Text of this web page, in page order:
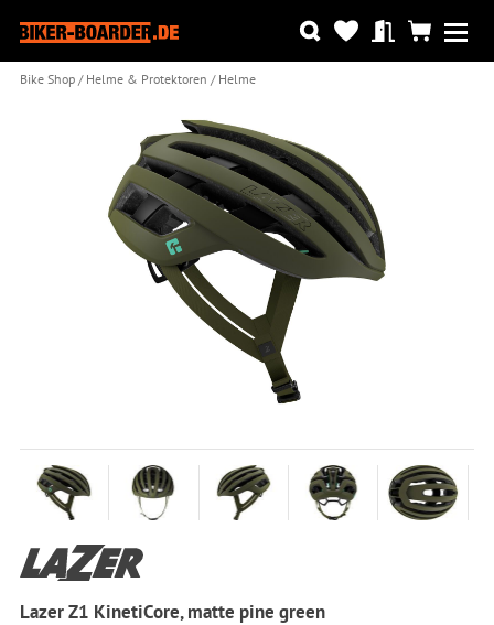
Bike Shop Helme & Protektoren Helme
Lazer Z1 KinetiCore, matte pine green